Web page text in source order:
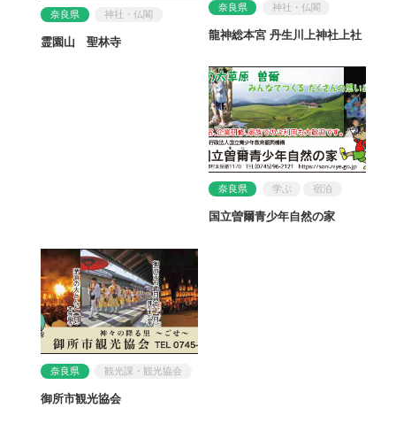
奈良県 神社・仏閣
霊園山 聖林寺
奈良県 神社・仏閣
龍神総本宮 丹生川上神社上社
奈良県 学ぶ 宿泊
国立曽爾青少年自然の家
奈良県 観光課・観光協会
御所市観光協会